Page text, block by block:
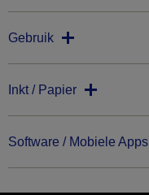
Gebruik
Inkt / Papier
Software / Mobiele Apps